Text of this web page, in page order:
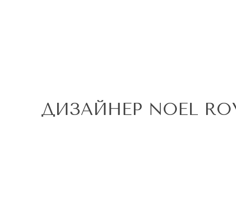
ДИЗАЙНЕР NOEL